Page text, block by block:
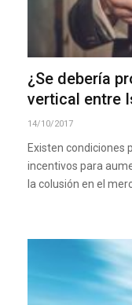
¿Se debería
vertical entre
14/10/2017
Existen condiciones
incentivos para
la colusión en el